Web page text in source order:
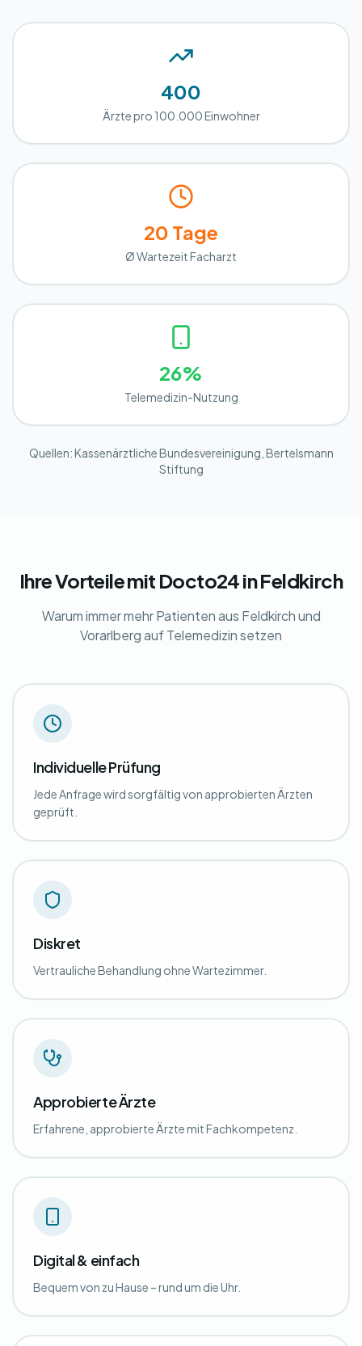
400
Ärzte pro 100.000 Einwohner
20 Tage
Ø Wartezeit Facharzt
26%
Telemedizin-Nutzung
Quellen: Kassenärztliche Bundesvereinigung, Bertelsmann
Stiftung
Ihre Vorteile mit Docto24 in Feldkirch
Warum immer mehr Patienten aus Feldkirch und
Vorarlberg auf Telemedizin setzen
Individuelle Prüfung
Jede Anfrage wird sorgfältig von approbierten Ärzten
geprüft.
Diskret
Vertrauliche Behandlung ohne Wartezimmer.
Approbierte Ärzte
Erfahrene, approbierte Ärzte mit Fachkompetenz.
Digital & einfach
Bequem von zu Hause – rund um die Uhr.